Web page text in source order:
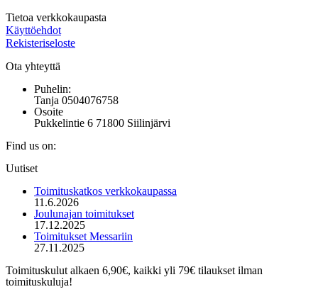
Tietoa verkkokaupasta
Käyttöehdot
Rekisteriseloste
Ota yhteyttä
Puhelin:
Tanja 0504076758
Osoite
Pukkelintie 6 71800 Siilinjärvi
Find us on:
Mail
opens
new
window
Uutiset
Toimituskatkos verkkokaupassa
11.6.2026
Joulunajan toimitukset
17.12.2025
Toimitukset Messariin
27.11.2025
Toimituskulut alkaen 6,90€, kaikki yli 79€ tilaukset ilman
toimituskuluja!